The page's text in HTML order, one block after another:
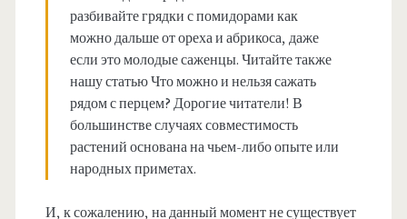
разбивайте грядки с помидорами как
можно дальше от ореха и абрикоса, даже
если это молодые саженцы. Читайте также
нашу статью Что можно и нельзя сажать
рядом с перцем? Дорогие читатели! В
большинстве случаях совместимость
растений основана на чьем-либо опыте или
народных приметах.
И, к сожалению, на данный момент не существует